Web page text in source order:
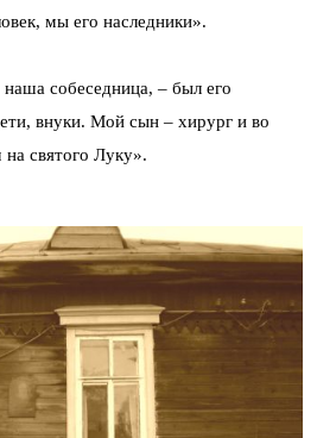
мы его наследники».
собеседница, – был его
внуки. Мой сын – хирург и во
святого Луку».